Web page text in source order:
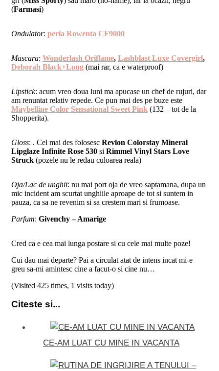
(Farmasi)
Ondulator: peria Rowenta CF9000
Mascara: Wonderlash Oriflame, Lashblast Luxe Covergirl,
Deborah Black+Long (mai rar, ca e waterproof)
Lipstick: acum vreo doua luni ma apucase un chef de rujuri, dar
am renuntat relativ repede. Ce pun mai des pe buze este
Maybelline Color Sensational Sweet Pink (132 – tot de la
Shopperita).
Gloss: . Cel mai des folosesc Revlon Colorstay Mineral
Lipglaze Infinite Rose 530 si Rimmel Vinyl Stars Love
Struck (pozele nu le redau culoarea reala)
Oja/Lac de unghii: nu mai port oja de vreo saptamana, dupa un
mic incident am scurtat unghiile aproape de tot si suntem in
pauza, ca sa ne revenim si sa crestem mari si frumoase.
Parfum: Givenchy – Amarige
Cred ca e cea mai lunga postare si cu cele mai multe poze!
Cui dau mai departe? Pai a circulat atat de intens incat mi-e
greu sa-mi amintesc cine a facut-o si cine nu…
(Visited 425 times, 1 visits today)
Citeste si...
CE-AM LUAT CU MINE IN VACANTA